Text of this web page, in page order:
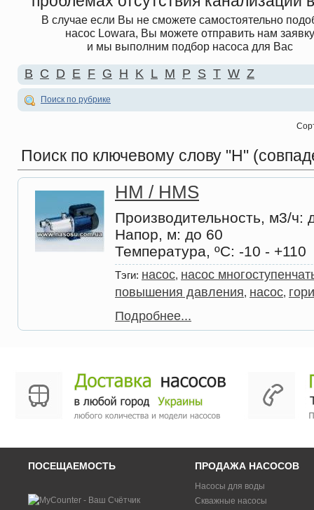
В случае если Вы не сможете самостоятельно
насос Lowara, Вы можете отправить нам заявку
и мы выполним подбор насоса для Вас
B C D E F G H K L M P S T W Z
Поиск по рубрике
Поиск по ключевому слову "H"
HM / HMS
Производительность, м3/ч:
Напор, м: до 60
Температура, ºС: -10 - +110
Тэги: насос, насос
повышения давления, насос,
Подробнее...
ПОСЕЩАЕМОСТЬ ПРОДАЖА НАСОСОВ
Насосы для воды
Скважные насосы